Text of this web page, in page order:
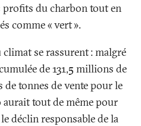
profits du charbon tout en
comme «vert».
se rassurent: malgré
de 131,5 millions de
tonnes de vente pour le
tout de même pour
déclin responsable de la